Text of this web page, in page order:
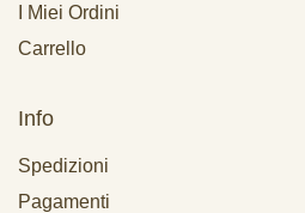
I Miei Ordini
Carrello
Info
Spedizioni
Pagamenti